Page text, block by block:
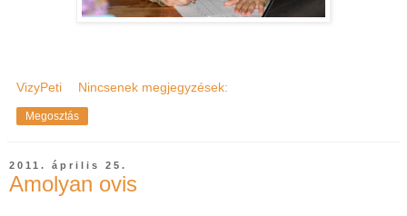
VizyPeti Nincsenek megjegyzések:
Megosztás
2011. április 25.
Amolyan ovis